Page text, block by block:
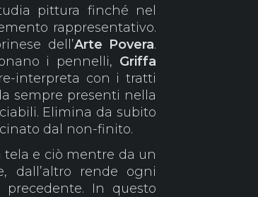
pittura finché nel
rappresentativo.
dell’Arte Povera.
i pennelli, Griffa
interpreta con i tratti
sempre presenti nella
Elimina da subito
dal non-finito.
e ciò mentre da un
dall’altro rende ogni
In questo